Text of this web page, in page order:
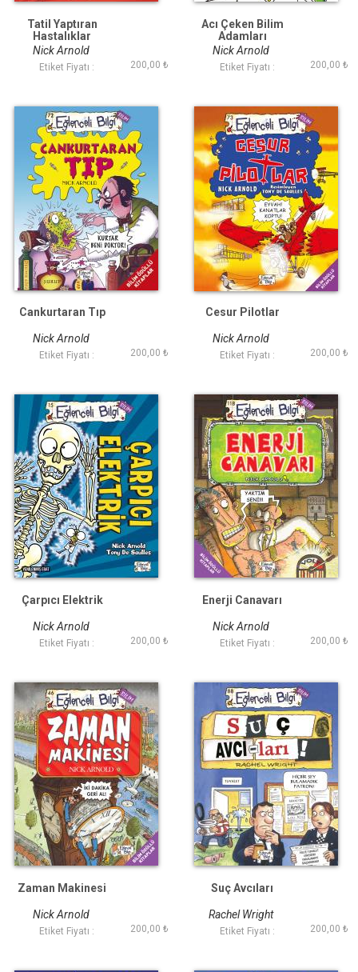
Tatil Yaptıran
Hastalıklar
Nick Arnold
Etiket Fiyatı : 200,00 ₺
Acı Çeken Bilim
Adamları
Nick Arnold
Etiket Fiyatı : 200,00 ₺
Cankurtaran Tıp
Nick Arnold
Etiket Fiyatı : 200,00 ₺
Cesur Pilotlar
Nick Arnold
Etiket Fiyatı : 200,00 ₺
Çarpıcı Elektrik
Nick Arnold
Etiket Fiyatı : 200,00 ₺
Enerji Canavarı
Nick Arnold
Etiket Fiyatı : 200,00 ₺
Zaman Makinesi
Nick Arnold
Etiket Fiyatı : 200,00 ₺
Suç Avcıları
Rachel Wright
Etiket Fiyatı : 200,00 ₺